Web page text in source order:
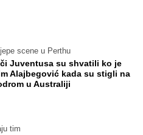
scene u Perthu
Juventusa su shvatili ko je
Alajbegović kada su stigli na
u Australiji
tim